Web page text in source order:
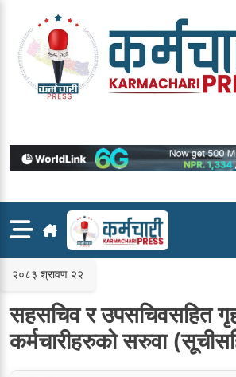
content
२०८३ श्रावण २२
सहसचिव र उपसचिवसहित
कर्मचारीहरुको सरुवा